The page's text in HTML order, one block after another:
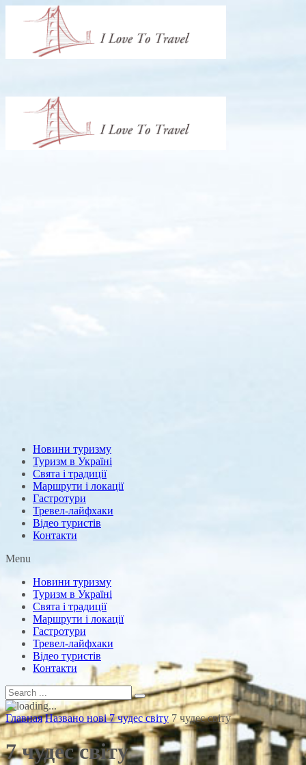
Новини туризму
Туризм в Україні
Свята і традиції
Маршрути і локації
Гастротури
Тревел-лайфхаки
Відео туристів
Контакти
Menu
Новини туризму
Туризм в Україні
Свята і традиції
Маршрути і локації
Гастротури
Тревел-лайфхаки
Відео туристів
Контакти
Главная Названо нові 7 чудес світу 7 чудес світу
7 чудес світу